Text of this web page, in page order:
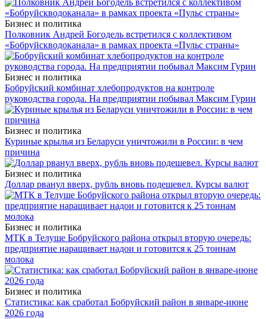
Бизнес и политика
Полковник Андрей Богодель встретился с коллективом
«Бобруйскводоканала» в рамках проекта «Пульс страны»
Бизнес и политика
Бобруйский комбинат хлебопродуктов на контроле
руководства города. На предприятии побывал Максим Гурин
Бизнес и политика
Куриные крылья из Беларуси уничтожили в России: в чем
причина
Бизнес и политика
Доллар рванул вверх, рубль вновь подешевел. Курсы валют
Бизнес и политика
МТК в Телуше Бобруйского района открыл вторую очередь:
предприятие наращивает надои и готовится к 25 тоннам
молока
Бизнес и политика
Статистика: как сработал Бобруйский район в январе-июне
2026 года